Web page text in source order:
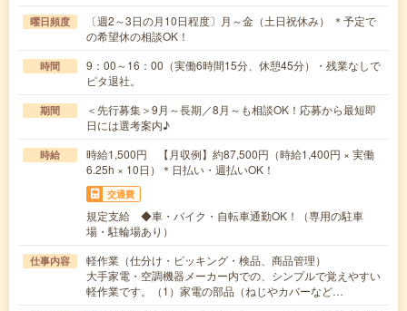
曜日頻度
〔週2～3日の月10日程度〕月～金（土日祝休み） ＊予定で
の希望休の相談OK！
時間
9：00～16：00（実働6時間15分、休憩45分）・残業なしで
ピタ退社。
期間
＜先行募集＞9月～長期／8月～も相談OK！応募から最短即
日には選考案内♪
時給
時給1,500円 【月収例】約87,500円（時給1,400円 × 実働
6.25h × 10日）＊日払い・週払いOK！
交通費
規定支給 ◆車・バイク・自転車通勤OK！（専用の駐車
場・駐輪場あり）
仕事内容
軽作業（仕分け・ピッキング・検品、商品管理）
大手家電・空調機器メーカー内での、シンプルで覚えやすい
軽作業です。（1）家電の部品（ねじやカバーなど…